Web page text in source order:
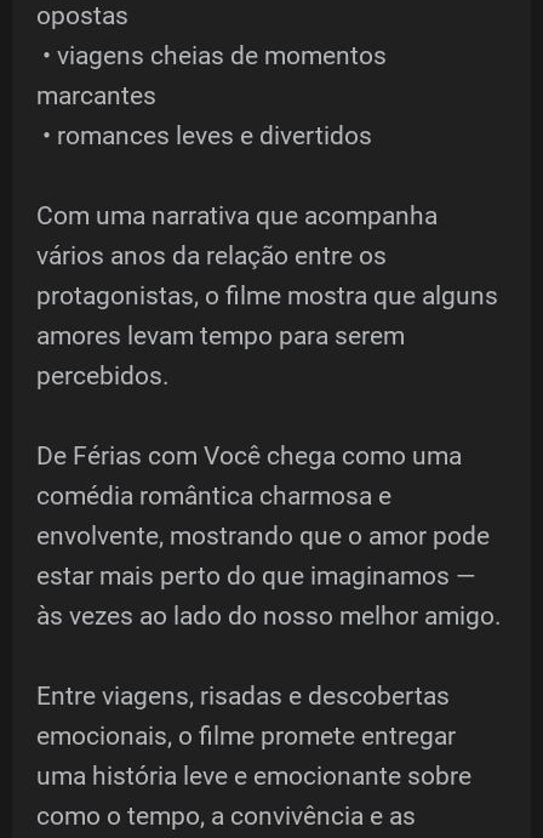
opostas
• viagens cheias de momentos
marcantes
• romances leves e divertidos
Com uma narrativa que acompanha
vários anos da relação entre os
protagonistas, o filme mostra que alguns
amores levam tempo para serem
percebidos.
De Férias com Você chega como uma
comédia romântica charmosa e
envolvente, mostrando que o amor pode
estar mais perto do que imaginamos —
às vezes ao lado do nosso melhor amigo.
Entre viagens, risadas e descobertas
emocionais, o filme promete entregar
uma história leve e emocionante sobre
como o tempo, a convivência e as